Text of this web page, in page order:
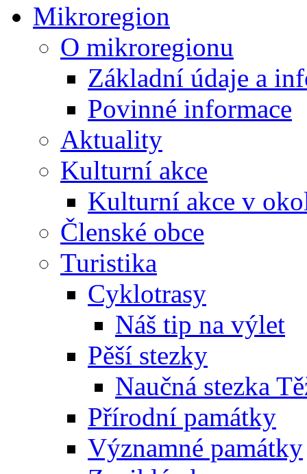
Mikroregion
O mikroregionu
Základní údaje a
Povinné informace
Aktuality
Kulturní akce
Kulturní akce v
Členské obce
Turistika
Cyklotrasy
Náš tip na výlet
Pěší stezky
Naučná stezka
Přírodní památky
Významné památky